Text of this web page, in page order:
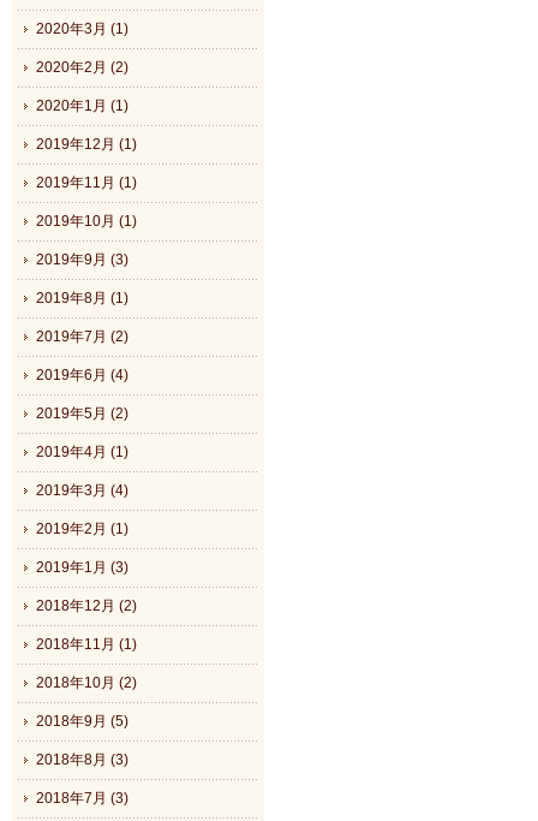
2020年3月 (1)
2020年2月 (2)
2020年1月 (1)
2019年12月 (1)
2019年11月 (1)
2019年10月 (1)
2019年9月 (3)
2019年8月 (1)
2019年7月 (2)
2019年6月 (4)
2019年5月 (2)
2019年4月 (1)
2019年3月 (4)
2019年2月 (1)
2019年1月 (3)
2018年12月 (2)
2018年11月 (1)
2018年10月 (2)
2018年9月 (5)
2018年8月 (3)
2018年7月 (3)